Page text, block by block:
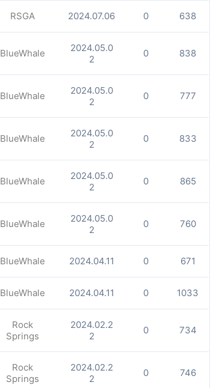
RSGA 2024.07.06 0 638
BlueWhale
2024.05.0
2
0 838
BlueWhale
2024.05.0
2
0 777
BlueWhale
2024.05.0
2
0 833
BlueWhale
2024.05.0
2
0 865
BlueWhale
2024.05.0
2
0 760
BlueWhale 2024.04.11 0 671
BlueWhale 2024.04.11 0 1033
Rock
Springs
2024.02.2
2
0 734
Rock
Springs
2024.02.2
2
0 746